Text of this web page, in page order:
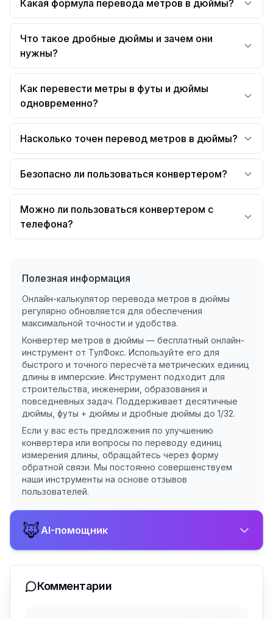
Какая формула перевода метров в дюймы?
Что такое дробные дюймы и зачем они
нужны?
Как перевести метры в футы и дюймы
одновременно?
Насколько точен перевод метров в дюймы?
Безопасно ли пользоваться конвертером?
Можно ли пользоваться конвертером с
телефона?
Полезная информация
Онлайн-калькулятор перевода метров в дюймы
регулярно обновляется для обеспечения
максимальной точности и удобства.
Конвертер метров в дюймы — бесплатный онлайн-
инструмент от ТулФокс. Используйте его для
быстрого и точного пересчёта метрических единиц
длины в имперские. Инструмент подходит для
строительства, инженерии, образования и
повседневных задач. Поддерживает десятичные
дюймы, футы + дюймы и дробные дюймы до 1/32.
Если у вас есть предложения по улучшению
конвертера или вопросы по переводу единиц
измерения длины, обращайтесь через форму
обратной связи. Мы постоянно совершенствуем
наши инструменты на основе отзывов
пользователей.
🦊AI-помощник
Комментарии